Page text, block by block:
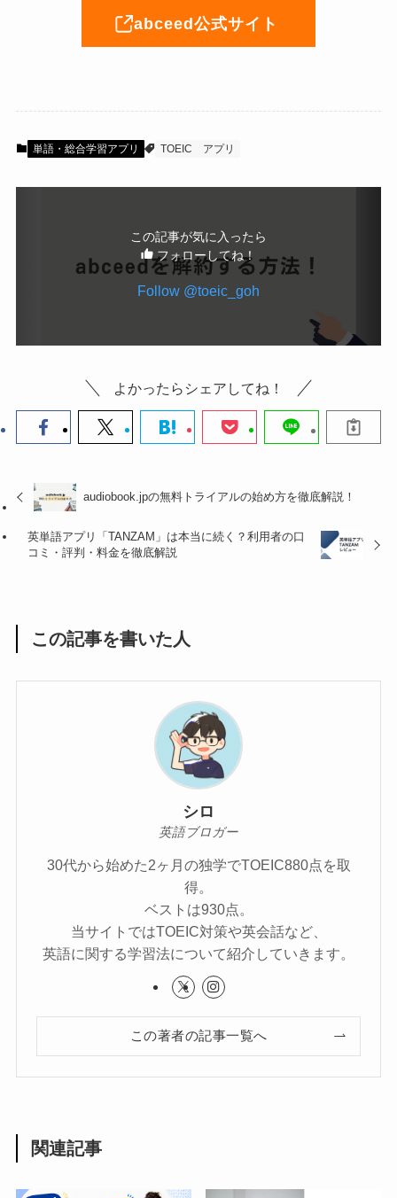
abceed公式サイト
単語・総合学習アプリ TOEIC アプリ
この記事が気に入ったら
フォローしてね！
Follow @toeic_goh
よかったらシェアしてね！
audiobook.jpの無料トライアルの始め方を徹底解説！
英単語アプリ「TANZAM」は本当に続く？利用者の口
コミ・評判・料金を徹底解説
この記事を書いた人
シロ
英語ブロガー
30代から始めた2ヶ月の独学でTOEIC880点を取
得。
ベストは930点。
当サイトではTOEIC対策や英会話など、
英語に関する学習法について紹介していきます。
この著者の記事一覧へ
関連記事